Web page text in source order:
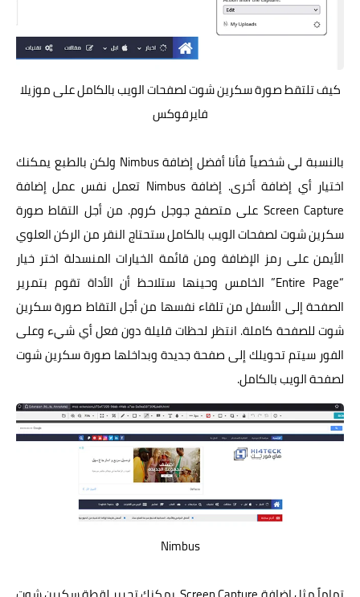
كيف تلتقط صورة سكرين شوت لصفحات الويب بالكامل على موزيلا
فايرفوكس
بالنسبة لي شخصياً فأنا أفضل إضافة Nimbus ولكن بالطبع يمكنك
اختيار أي إضافة أخرى. إضافة Nimbus تعمل نفس عمل إضافة
Screen Capture على متصفح جوجل كروم. من أجل التقاط صورة
سكرين شوت لصفحات الويب بالكامل ستحتاج النقر من الركن العلوي
الأيمن على رمز الإضافة ومن قائمة الخيارات المنسدلة اختر خيار
“Entire Page” الخامس وحينها ستلاحظ أن الأداة تقوم بتمرير
الصفحة إلى الأسفل من تلقاء نفسها من أجل التقاط صورة سكرين
شوت للصفحة كاملة. انتظر لحظات قليلة دون فعل أي شيء وعلى
الفور سيتم تحويلك إلى صفحة جديدة وبداخلها صورة سكرين شوت
لصفحة الويب بالكامل.
Nimbus